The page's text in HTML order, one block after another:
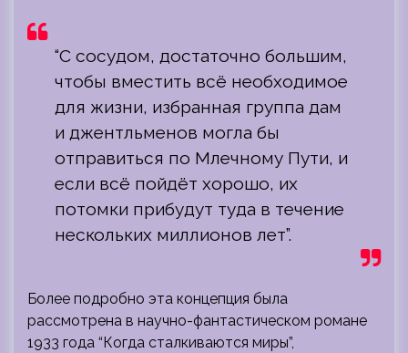
“С сосудом, достаточно большим,
чтобы вместить всё необходимое
для жизни, избранная группа дам
и джентльменов могла бы
отправиться по Млечному Пути, и
если всё пойдёт хорошо, их
потомки прибудут туда в течение
нескольких миллионов лет”.
Более подробно эта концепция была
рассмотрена в научно-фантастическом романе
1933 года “Когда сталкиваются миры”,